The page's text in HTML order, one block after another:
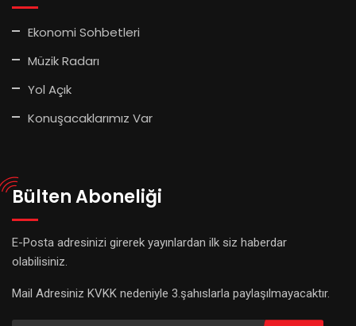
Ekonomi Sohbetleri
Müzik Radarı
Yol Açık
Konuşacaklarımız Var
Bülten Aboneliği
E-Posta adresinizi girerek yayınlardan ilk siz haberdar
olabilisiniz.
Mail Adresiniz KVKK nedeniyle 3.şahıslarla paylaşılmayacaktır.